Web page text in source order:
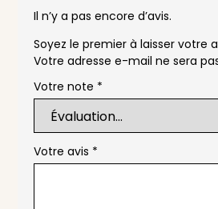
Il n’y a pas encore d’avis.
Soyez le premier à laisser votre
Votre adresse e-mail ne sera
Votre note *
Votre avis *